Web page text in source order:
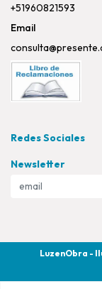
+51960821593
Email
Redes Sociales
Newsletter
LuzenObra -